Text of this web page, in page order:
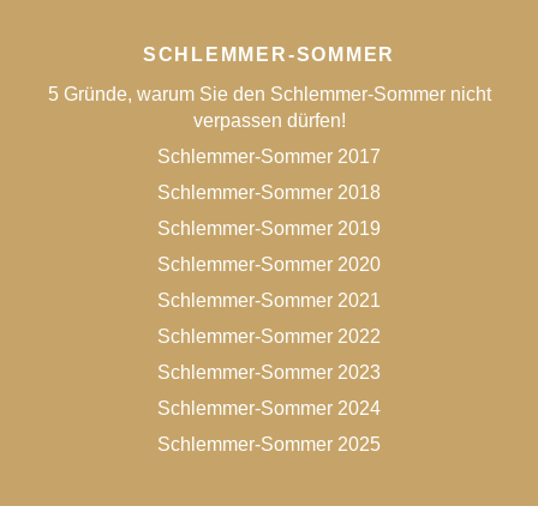
SCHLEMMER-SOMMER
5 Gründe, warum Sie den Schlemmer-Sommer nicht
verpassen dürfen!
Schlemmer-Sommer 2017
Schlemmer-Sommer 2018
Schlemmer-Sommer 2019
Schlemmer-Sommer 2020
Schlemmer-Sommer 2021
Schlemmer-Sommer 2022
Schlemmer-Sommer 2023
Schlemmer-Sommer 2024
Schlemmer-Sommer 2025